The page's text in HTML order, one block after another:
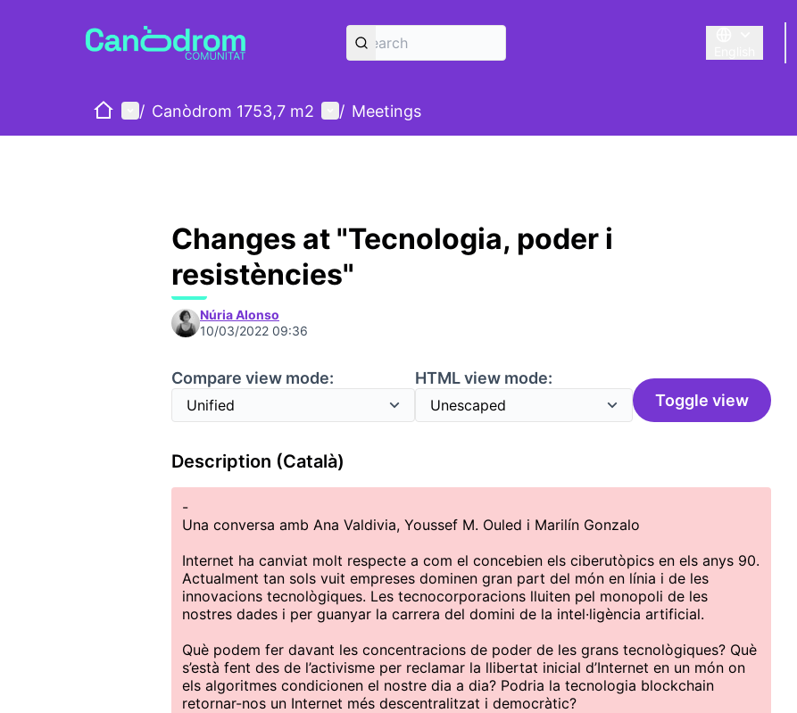
Triar la llengua
HomeMain menu
/ Canòdrom 1753,7 m2 User menu
/ Meetings
Changes at "Tecnologia, poder i
resistències"
Núria Alonso
10/03/2022 09:36
Compare view mode:
HTML view mode:
Toggle view
Description (Català)
-
Una conversa amb Ana Valdivia, Youssef M. Ouled i Marilín Gonzalo
Internet ha canviat molt respecte a com el concebien els ciberutòpics en els anys 90.
Actualment tan sols vuit empreses dominen gran part del món en línia i de les
innovacions tecnològiques. Les tecnocorporacions lluiten pel monopoli de les
nostres dades i per guanyar la carrera del domini de la intel·ligència artificial.
Què podem fer davant les concentracions de poder de les grans tecnològiques? Què
s’està fent des de l’activisme per reclamar la llibertat inicial d’Internet en un món on
els algoritmes condicionen el nostre dia a dia? Podria la tecnologia blockchain
retornar-nos un Internet més descentralitzat i democràtic?